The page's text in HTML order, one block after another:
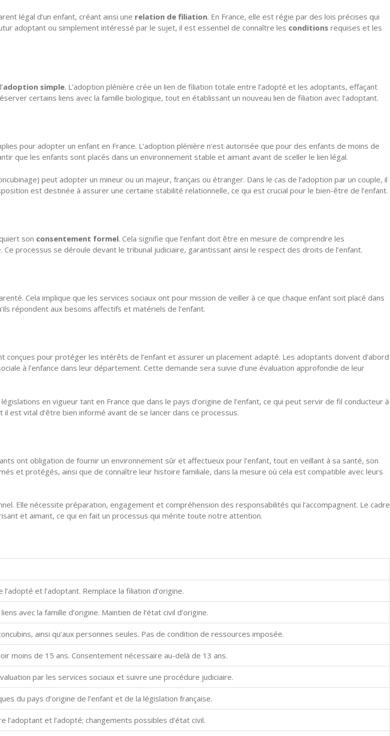
légal d’un enfant, créant ainsi une relation de filiation. En France, elle est régie par des lois précises qui
adoptant ou simplement intéressé par le sujet, il est essentiel de connaître les conditions requises et les
adoption simple. L’adoption plénière crée un lien de filiation totale entre l’adopté et les adoptants, effaçant
certains liens avec la famille biologique, tout en établissant un nouveau lien de filiation avec l’adoptant.
pour adopter un enfant en France. L’adoption plénière n’est autorisée que pour des enfants de moins de
que les enfants sont placés dans un environnement stable et aimant avant de sceller le lien légal.
peut adopter un mineur ou un majeur, français ou étranger. Dans le cas de l’adoption par un couple, il
est destinée à assurer une certaine stabilité relationnelle, ce qui est crucial pour le bien-être de l’enfant.
son consentement formel. Cela signifie que l’enfant doit être en mesure de comprendre les
processus se déroule devant le tribunal judiciaire, garantissant ainsi le respect des droits de l’enfant.
Cela implique que les services sociaux ont pour mission de veiller à ce que chaque enfant soit placé dans
répondent aux besoins affectifs et matériels de l’enfant.
pour protéger les intérêts de l’enfant et assurer un placement adapté. Les adoptants doivent d’abord
à l’enfance dans leur département. Cette demande sera suivie d’une évaluation approfondie de leur
en vigueur tant en France que dans le pays d’origine de l’enfant, ce qui peut servir de fil conducteur à
est vital d’être bien informé avant de se lancer dans ce processus.
ont obligation de fournir un environnement sûr et affectueux pour l’enfant, tout en veillant à sa santé, son
et protégés, ainsi que de connaître leur histoire familiale, dans la mesure où cela est compatible avec leurs
Elle nécessite préparation, engagement et compréhension des responsabilités qui l’accompagnent. Le cadre
et aimant, ce qui en fait un processus qui mérite toute notre attention.
et l’adoptant. Remplace la filiation d’origine.
avec la famille d’origine. Maintien de l’état civil d’origine.
ainsi qu’aux personnes seules. Pas de condition de ressources imposée.
moins de 15 ans. Consentement nécessaire au-delà de 13 ans.
par les services sociaux et suivre une procédure judiciaire.
du pays d’origine de l’enfant et de la législation française.
et l’adopté; changements possibles d’état civil.